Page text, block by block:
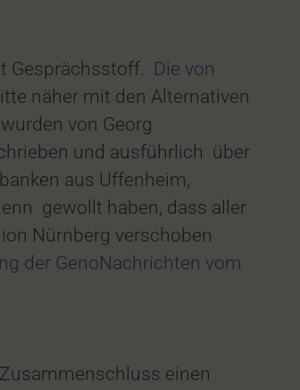
Gesprächsstoff. Die von
näher mit den Alternativen
von Georg
und ausführlich über
aus Uffenheim,
gewollt haben, dass aller
Nürnberg verschoben
der GenoNachrichten vom
einen